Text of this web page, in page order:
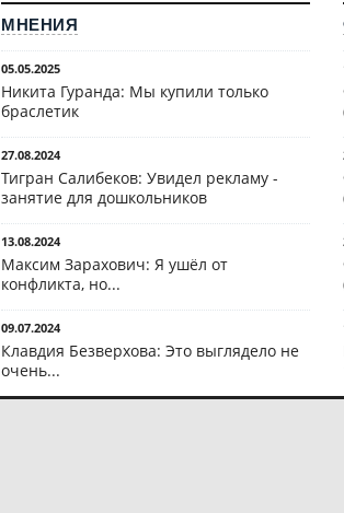
МНЕНИЯ
05.05.2025
Никита Гуранда: Мы купили только
браслетик
27.08.2024
Тигран Салибеков: Увидел рекламу -
занятие для дошкольников
13.08.2024
Максим Зарахович: Я ушёл от
конфликта, но...
09.07.2024
Клавдия Безверхова: Это выглядело не
очень...